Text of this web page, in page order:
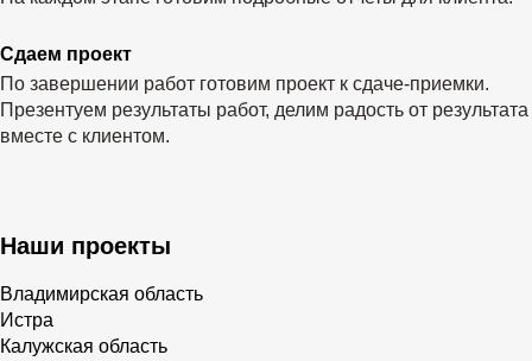
Сдаем проект
По завершении работ готовим проект к сдаче-приемки.
Презентуем результаты работ, делим радость от результата
вместе с клиентом.
Наши проекты
Владимирская область
Истра
Калужская область